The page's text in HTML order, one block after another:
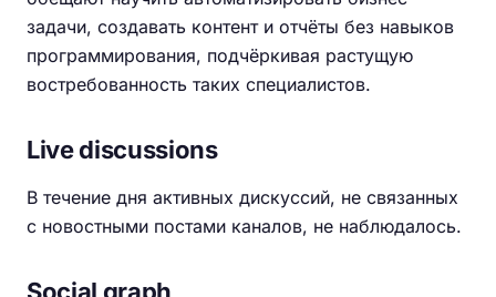
задачи, создавать контент и отчёты без навыков
программирования, подчёркивая растущую
востребованность таких специалистов.
Live discussions
В течение дня активных дискуссий, не связанных
с новостными постами каналов, не наблюдалось.
Social graph